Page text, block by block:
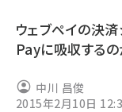
yahoo
ecbeing
ウェブペイの決
Payに吸収する
中川 昌俊
2015年2月10日